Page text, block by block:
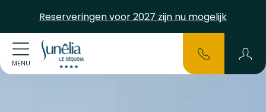
Reserveringen voor 2027 zijn nu mogelijk
MENU